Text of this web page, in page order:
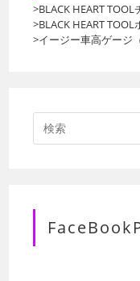
>BLACK HEART
>BLACK HEART
>イージー車高ゲージ